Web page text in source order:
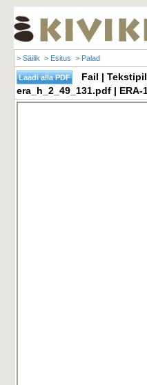
> Säilik > Esitus > Palad
Fail |
era_h_2_49_131.pdf | ERA-